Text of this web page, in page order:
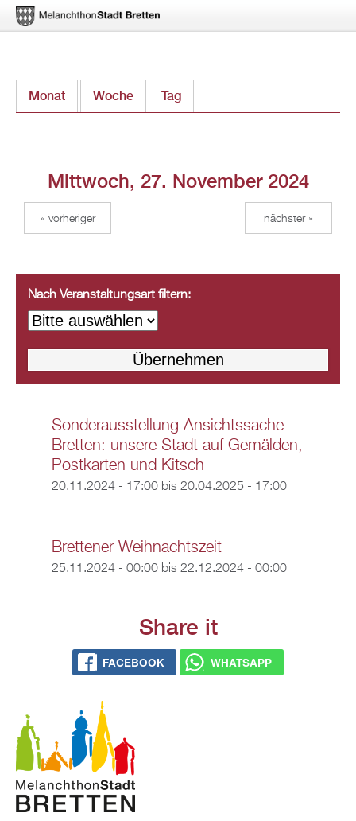
zum
Monat Woche Tag
Mittwoch, 27. November 2024
« vorheriger nächster »
Nach Veranstaltungsart filtern:
Sonderausstellung Ansichtssache
Bretten: unsere Stadt auf Gemälden,
Postkarten und Kitsch
20.11.2024 - 17:00bis 20.04.2025 - 17:00
Brettener Weihnachtszeit
25.11.2024 - 00:00bis 22.12.2024 - 00:00
Share it
FACEBOOK WHATSAPP